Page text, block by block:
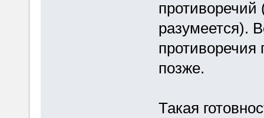
противоречий
разумеется).
противоречия
позже.
Такая